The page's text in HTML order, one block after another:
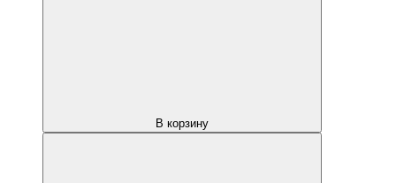
В корзину